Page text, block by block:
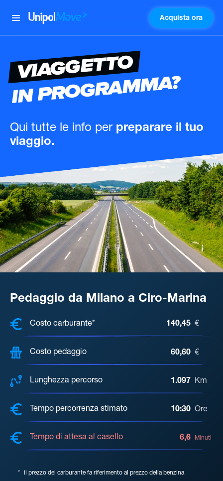
UnipolMove Acquista ora
VIAGGETTO
IN PROGRAMMA?
Qui tutte le info per preparare il tuo
viaggio.
Pedaggio da Milano a Ciro-Marina
COSTI, DISTANZA, TEMPO DI
Costo carburante* 140,45 €
Costo pedaggio 60,60 €
Lunghezza percorso 1.097 Km
Tempo percorrenza stimato 10:30 Ore
Tempo di attesa al casello 6,6 Minuti
* il prezzo del carburante fa riferimento al prezzo della benzina